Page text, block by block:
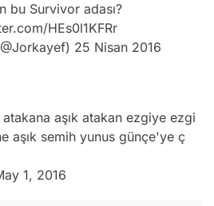
bu Survivor adası?
HEs0l1KFRr
25 Nisan 2016
aşık atakan ezgiye ezgi
aşık semih yunus günçe'ye ç
1, 2016